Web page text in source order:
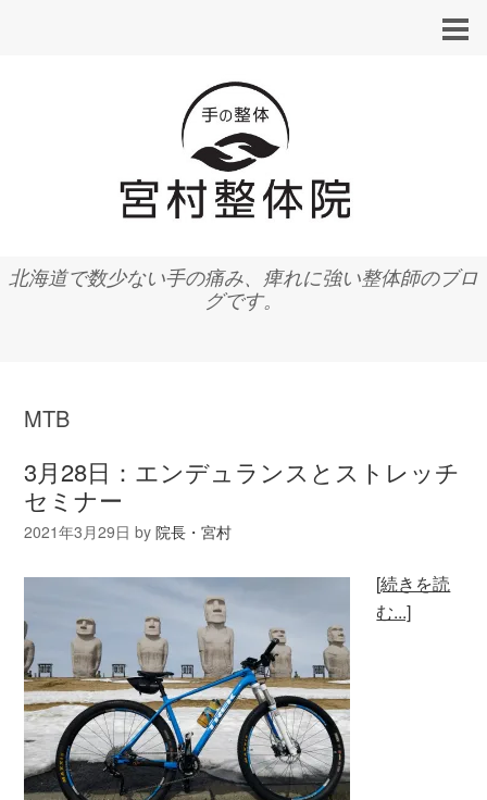
北海道で数少ない手の痛み、痺れに強い整体師のブロ
グです。
MTB
3月28日：エンデュランスとストレッチ
セミナー
2021年3月29日 by院長・宮村
[続きを読
む...]